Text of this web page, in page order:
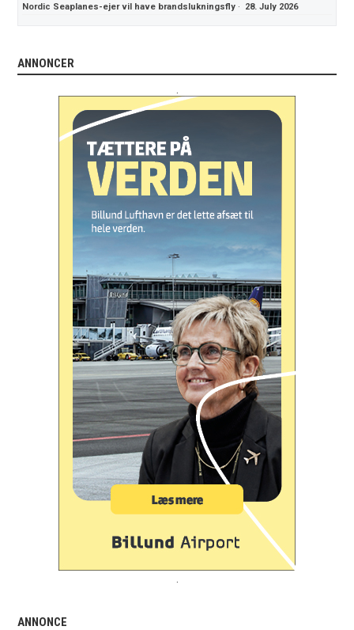
Nordic Seaplanes-ejer vil have brandslukningsfly · 28. July 2026
ANNONCER
ANNONCE